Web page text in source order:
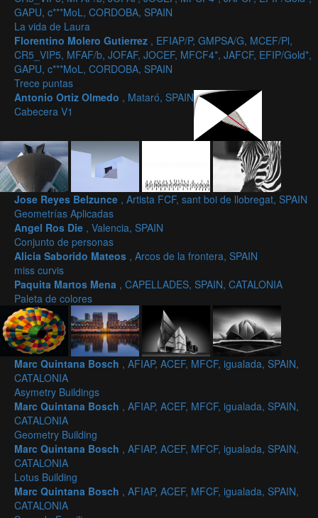
GAPU, c***MoL, CORDOBA, SPAIN
La vida de Laura
Florentino Molero Gutierrez , EFIAP/P, GMPSA/G, MCEF/Pl,
CR5_VIP5, MFAF/b, JOFAF, JOCEF, MFCF4*, JAFCF, EFIP/Gold*,
GAPU, c***MoL, CORDOBA, SPAIN
Trece puntas
Antonio Ortiz Olmedo , Mataró, SPAIN
Cabecera V1
Jose Reyes Belzunce , Artista FCF, sant boi de llobregat, SPAIN
Geometrías Aplicadas
Angel Ros Die , Valencia, SPAIN
Conjunto de personas
Alicia Saborido Mateos , Arcos de la frontera, SPAIN
miss curvis
Paquita Martos Mena , CAPELLADES, SPAIN, CATALONIA
Paleta de colores
Marc Quintana Bosch , AFIAP, ACEF, MFCF, igualada, SPAIN,
CATALONIA
Asymetry Buildings
Marc Quintana Bosch , AFIAP, ACEF, MFCF, igualada, SPAIN,
CATALONIA
Geometry Building
Marc Quintana Bosch , AFIAP, ACEF, MFCF, igualada, SPAIN,
CATALONIA
Lotus Building
Marc Quintana Bosch , AFIAP, ACEF, MFCF, igualada, SPAIN,
CATALONIA